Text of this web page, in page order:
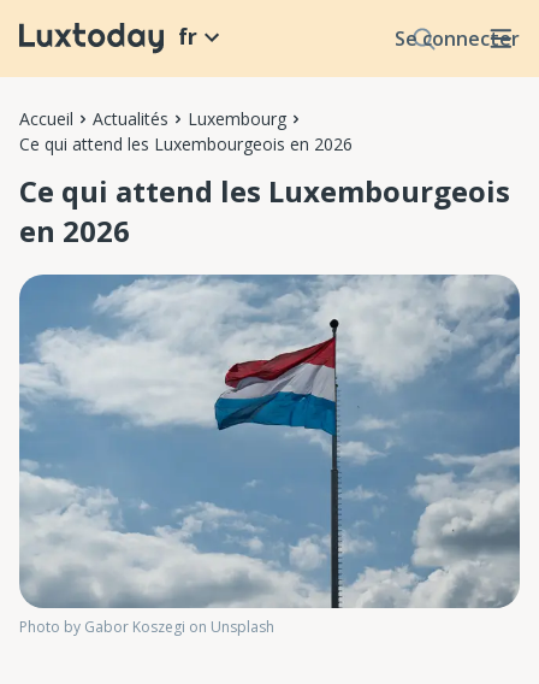
Se connecter
fr
Accueil Actualités
Luxembourg
Ce qui attend les Luxembourgeois en 2026
Ce qui attend les Luxembourgeois
en 2026
Photo by Gabor Koszegi on Unsplash